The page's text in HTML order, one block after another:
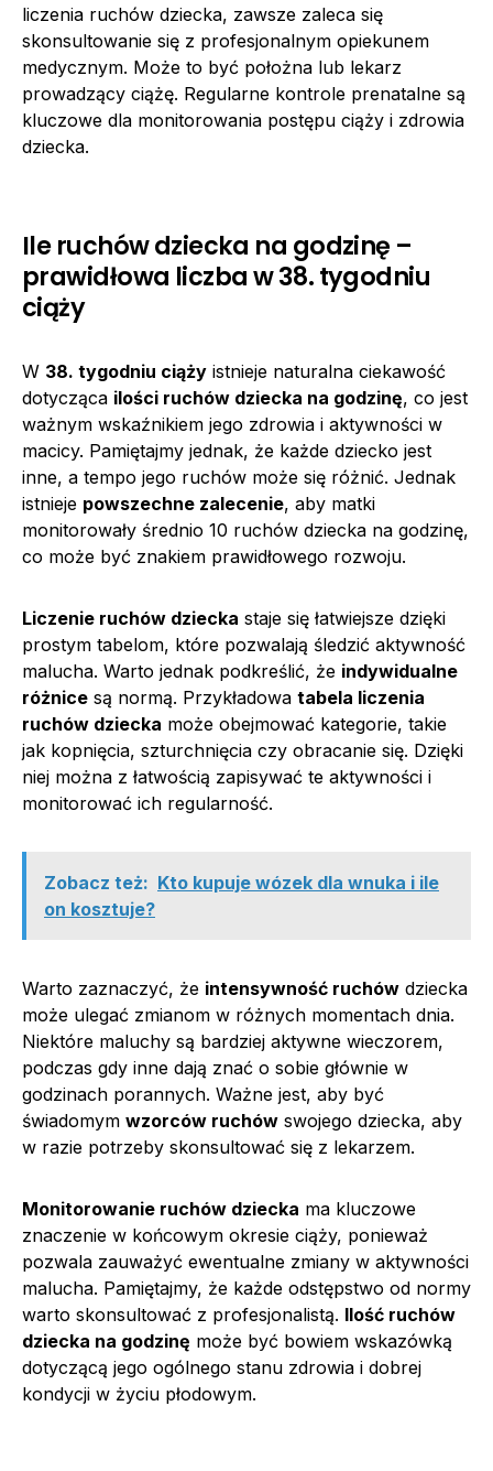
liczenia ruchów dziecka, zawsze zaleca się
skonsultowanie się z profesjonalnym opiekunem
medycznym. Może to być położna lub lekarz
prowadzący ciążę. Regularne kontrole prenatalne są
kluczowe dla monitorowania postępu ciąży i zdrowia
dziecka.
Ile ruchów dziecka na godzinę –
prawidłowa liczba w 38. tygodniu
ciąży
W 38. tygodniu ciąży istnieje naturalna ciekawość
dotycząca ilości ruchów dziecka na godzinę, co jest
ważnym wskaźnikiem jego zdrowia i aktywności w
macicy. Pamiętajmy jednak, że każde dziecko jest
inne, a tempo jego ruchów może się różnić. Jednak
istnieje powszechne zalecenie, aby matki
monitorowały średnio 10 ruchów dziecka na godzinę,
co może być znakiem prawidłowego rozwoju.
Liczenie ruchów dziecka staje się łatwiejsze dzięki
prostym tabelom, które pozwalają śledzić aktywność
malucha. Warto jednak podkreślić, że indywidualne
różnice są normą. Przykładowa tabela liczenia
ruchów dziecka może obejmować kategorie, takie
jak kopnięcia, szturchnięcia czy obracanie się. Dzięki
niej można z łatwością zapisywać te aktywności i
monitorować ich regularność.
Zobacz też: Kto kupuje wózek dla wnuka i ile
on kosztuje?
Warto zaznaczyć, że intensywność ruchów dziecka
może ulegać zmianom w różnych momentach dnia.
Niektóre maluchy są bardziej aktywne wieczorem,
podczas gdy inne dają znać o sobie głównie w
godzinach porannych. Ważne jest, aby być
świadomym wzorców ruchów swojego dziecka, aby
w razie potrzeby skonsultować się z lekarzem.
Monitorowanie ruchów dziecka ma kluczowe
znaczenie w końcowym okresie ciąży, ponieważ
pozwala zauważyć ewentualne zmiany w aktywności
malucha. Pamiętajmy, że każde odstępstwo od normy
warto skonsultować z profesjonalistą. Ilość ruchów
dziecka na godzinę może być bowiem wskazówką
dotyczącą jego ogólnego stanu zdrowia i dobrej
kondycji w życiu płodowym.